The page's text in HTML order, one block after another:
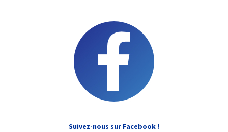
Suivez-nous sur Facebook !